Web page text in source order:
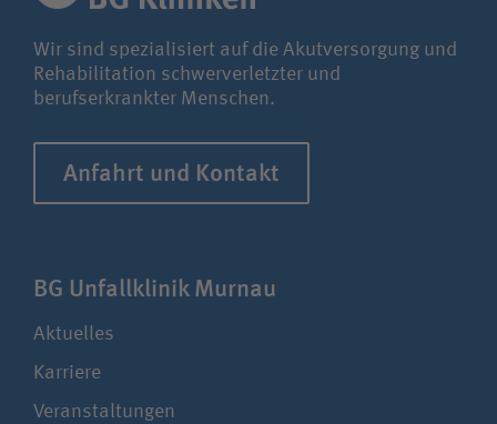
Wir sind spezialisiert auf die Akutversorgung und
Rehabilitation schwerverletzter und
berufserkrankter Menschen.
Anfahrt und Kontakt
BG Unfall­klinik Murnau
Aktuelles
Karriere
Veranstaltungen